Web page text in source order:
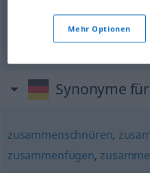
bündeln(≈
Synonyme
zusammenschnüren,
zusammenfügen,
Mehr Optionen